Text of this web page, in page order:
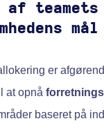
af
mål
er
at opnå
baseret på